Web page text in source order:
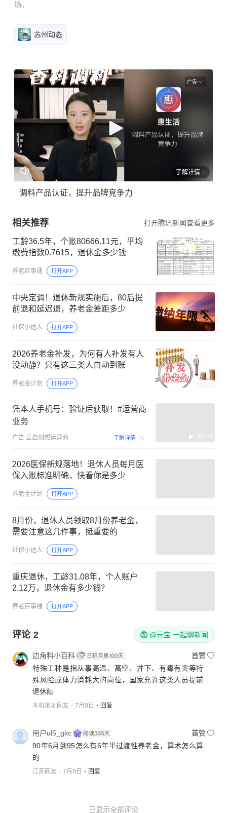
场。
苏州动态
广告
了解详情
调料产品认证，提升品牌竞争力
相关推荐 打开腾讯新闻查看更多
工龄36.5年，个账80666.11元，平均
缴费指数0.7615，退休金多少钱
养老百事通 打开APP
中央定调！退休新规实施后，80后提
前退和延迟退，养老金差距多少
社保小达人 打开APP
2026养老金补发，为何有人补发有人
没动静？只有这三类人自动到账
养老金计划 打开APP
凭本人手机号：验证后获取！#运营商
业务
广告 云启创想运营商 了解详情 00:15
2026医保新规落地！退休人员每月医
保入账标准明确，快看你是多少
养老金计划 打开APP
8月份，退休人员领取8月份养老金，
需要注意这几件事，挺重要的
社保小达人 打开APP
重庆退休，工龄31.08年，个人账户
2.12万，退休金有多少钱？
养老百事通 打开APP
评论 2 @元宝 一起聊新闻
边角料小百科
首赞
特殊工种是指从事高温、高空、井下、有毒有害等特
殊风险或体力消耗大的岗位，国家允许这类人员提前
退休🙋
本机地址网友 7月9日 回复
用户ul5_gkc
首赞
90年6月到95怎么有6年半过渡性养老金，算术怎么算
的
江苏网友 7月9日 回复
已显示全部评论